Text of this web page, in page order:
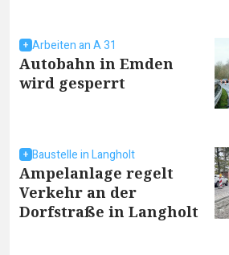
Arbeiten an A 31
Autobahn in Emden
wird gesperrt
Baustelle in Langholt
Ampelanlage regelt
Verkehr an der
Dorfstraße in Langholt